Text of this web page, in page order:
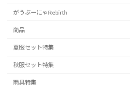
がうぶーにゃRebirth
商品
夏服セット特集
秋服セット特集
雨具特集